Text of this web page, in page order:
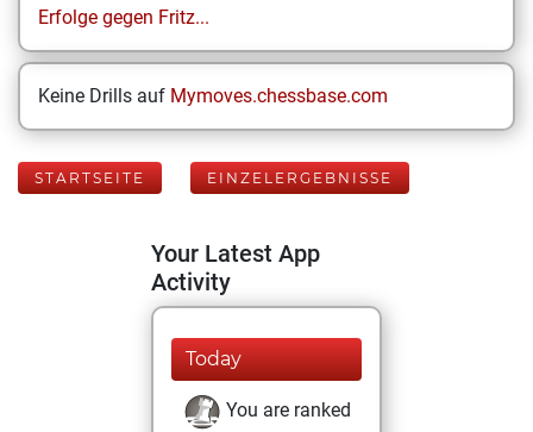
Erfolge gegen Fritz...
Keine Drills auf Mymoves.chessbase.com
STARTSEITE EINZELERGEBNISSE
Your Latest App
Activity
Today
You are ranked